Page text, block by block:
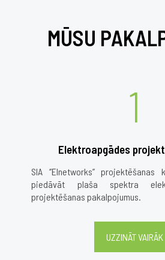
MŪSU
1
Elektroapgādes
SIA ‘’Elnetworks’’
piedāvāt plaša spektra
projektēšanas pakalpojumus.
UZZINĀT VAIRĀK